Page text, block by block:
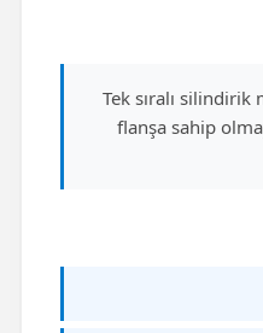
Tek sıralı
flanşa sahip